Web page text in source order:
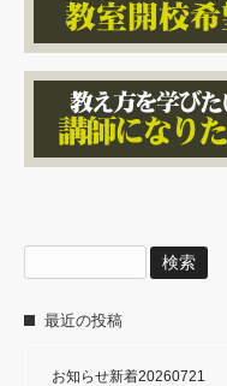
索:
最近の投稿
お知らせ新着20260721